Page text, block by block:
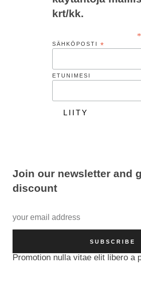
krt/kk.
*
SÄHKÖPOSTI *
ETUNIMESI
Join our newsletter and
discount
SUBSCRIBE
Promotion nulla vitae elit libero a